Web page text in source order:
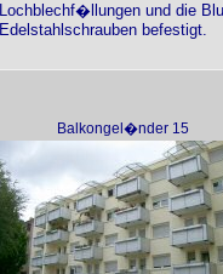
Lochblechf�llungen und die
Edelstahlschrauben befestigt.
Balkongel�nder 15